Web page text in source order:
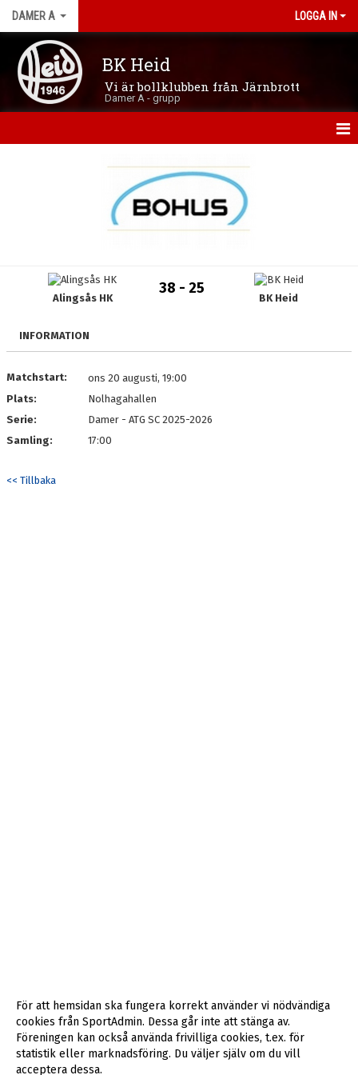
DAMER A LOGGA IN
BK Heid
Vi är bollklubben från Järnbrott
Damer A - grupp
TRUPPEN
BILDGALLERI
KONTAKT
Alingsås HK
38 - 25
BK Heid
INFORMATION
Matchstart:
ons 20 augusti, 19:00
Plats:
Nolhagahallen
Serie:
Damer - ATG SC 2025-2026
Samling:
17:00
<< Tillbaka
För att hemsidan ska fungera korrekt använder vi nödvändiga
cookies från SportAdmin. Dessa går inte att stänga av.
Föreningen kan också använda frivilliga cookies, t.ex. för
statistik eller marknadsföring. Du väljer själv om du vill
acceptera dessa.